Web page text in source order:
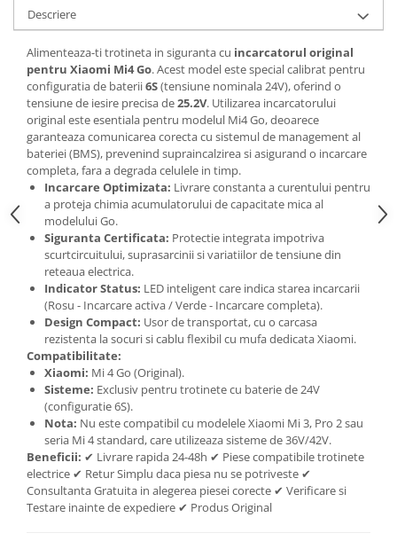
Biciclete Electrice
Camere moto
Anvelope ATV
Cauciucuri bicicleta
Anvelope și Camere Utilaje
https://www.doctortrotineta.ro/plata-
tbi?
forceOriginalForEdit=1&preview=00681
Descriere
Alimenteaza-ti trotineta in siguranta cu incarcatorul original
pentru Xiaomi Mi4 Go. Acest model este special calibrat pentru
configuratia de baterii6S(tensiune nominala 24V), oferind o
tensiune de iesire precisa de25.2V. Utilizarea incarcatorului
original este esentiala pentru modelul Mi4 Go, deoarece
garanteaza comunicarea corecta cu sistemul de management al
bateriei (BMS), prevenind supraincalzirea si asigurand o incarcare
completa, fara a degrada celulele in timp.
Incarcare Optimizata: Livrare constanta a curentului pentru
a proteja chimia acumulatorului de capacitate mica al
modelului Go.
Siguranta Certificata: Protectie integrata impotriva
scurtcircuitului, suprasarcinii si variatiilor de tensiune din
reteaua electrica.
Indicator Status: LED inteligent care indica starea incarcarii
(Rosu - Incarcare activa / Verde - Incarcare completa).
Design Compact: Usor de transportat, cu o carcasa
rezistenta la socuri si cablu flexibil cu mufa dedicata Xiaomi.
Compatibilitate:
Xiaomi: Mi 4 Go (Original).
Sisteme: Exclusiv pentru trotinete cu baterie de 24V
(configuratie 6S).
Nota: Nu este compatibil cu modelele Xiaomi Mi 3, Pro 2 sau
seria Mi 4 standard, care utilizeaza sisteme de 36V/42V.
Beneficii: ✔ Livrare rapida 24-48h ✔ Piese compatibile trotinete
electrice ✔ Retur Simplu daca piesa nu se potriveste ✔
Consultanta Gratuita in alegerea piesei corecte ✔ Verificare si
Testare inainte de expediere ✔ Produs Original